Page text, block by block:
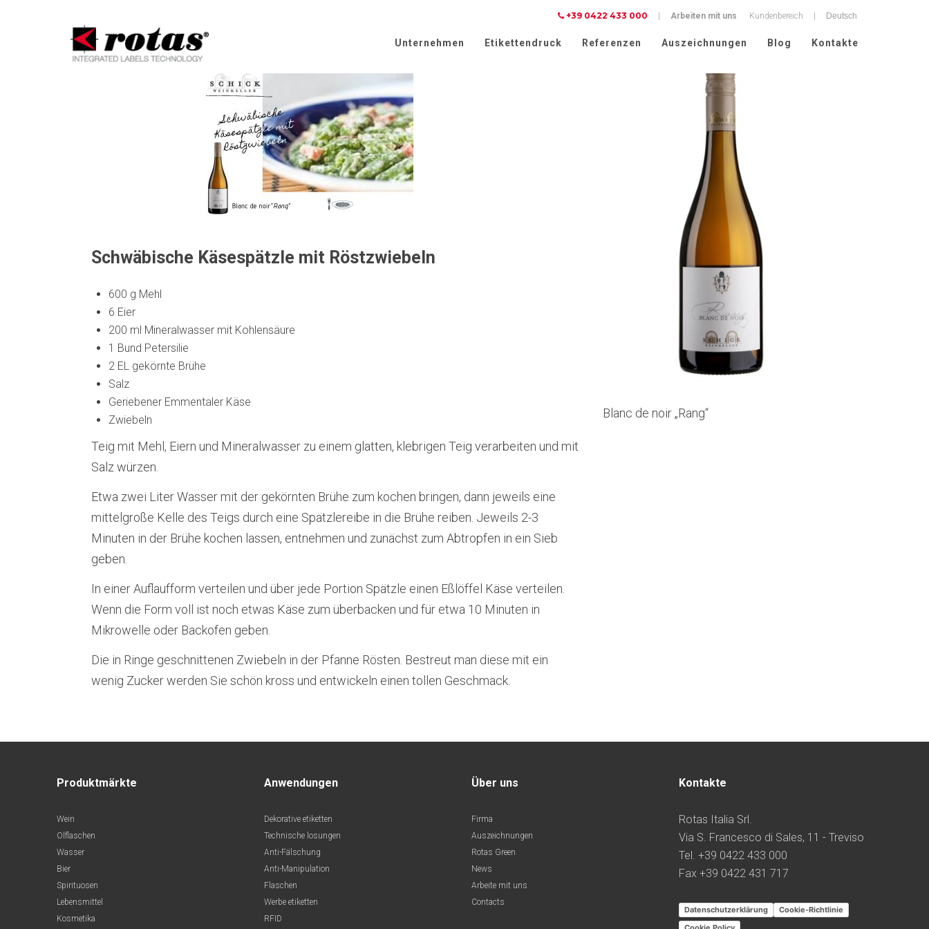
+39 0422 433 000 Arbeiten mit uns Kundenbereich
Unternehmen Etikettendruck Referenzen Auszeichnungen Blog Kontakte
Schwäbische Käsespätzle mit Röstzwiebeln
600 g Mehl
6 Eier
200 ml Mineralwasser mit Kohlensäure
1 Bund Petersilie
2 EL gekörnte Brühe
Salz
Geriebener Emmentaler Käse
Zwiebeln
Teig mit Mehl, Eiern und Mineralwasser zu einem glatten, klebrigen Teig verarbeiten und mit
Salz würzen.
Etwa zwei Liter Wasser mit der gekörnten Brühe zum kochen bringen, dann jeweils eine
mittelgroße Kelle des Teigs durch eine Spätzlereibe in die Brühe reiben. Jeweils 2-3
Minuten in der Brühe kochen lassen, entnehmen und zunächst zum Abtropfen in ein Sieb
geben.
In einer Auflaufform verteilen und über jede Portion Spätzle einen Eßlöffel Käse verteilen.
Wenn die Form voll ist noch etwas Käse zum überbacken und für etwa 10 Minuten in
Mikrowelle oder Backofen geben.
Die in Ringe geschnittenen Zwiebeln in der Pfanne Rösten. Bestreut man diese mit ein
wenig Zucker werden Sie schön kross und entwickeln einen tollen Geschmack.
Blanc de noir „Rang“
Produktmärkte
Wein
Olflaschen
Wasser
Bier
Spirituosen
Lebensmittel
Kosmetika
Anwendungen
Dekorative etiketten
Technische losungen
Anti-Fälschung
Anti-Manipulation
Flaschen
Werbe etiketten
RFID
Über uns
Firma
Auszeichnungen
Rotas Green
News
Arbeite mit uns
Contacts
Kontakte
Rotas Italia Srl.
Via S. Francesco di Sales, 11 - Treviso
Tel. +39 0422 433 000
Fax +39 0422 431 717
Datenschutzerklärung
Cookie-Richtlinie
Ihre Datenschutzeinstellungen